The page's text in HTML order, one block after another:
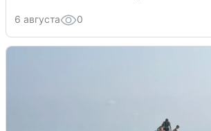
6 августа 0